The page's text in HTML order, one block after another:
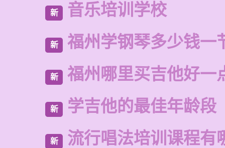
新 音乐培训学校
新 福州学钢琴多少钱一
新 福州哪里买吉他好一
新 学吉他的最佳年龄段
新 流行唱法培训课程有